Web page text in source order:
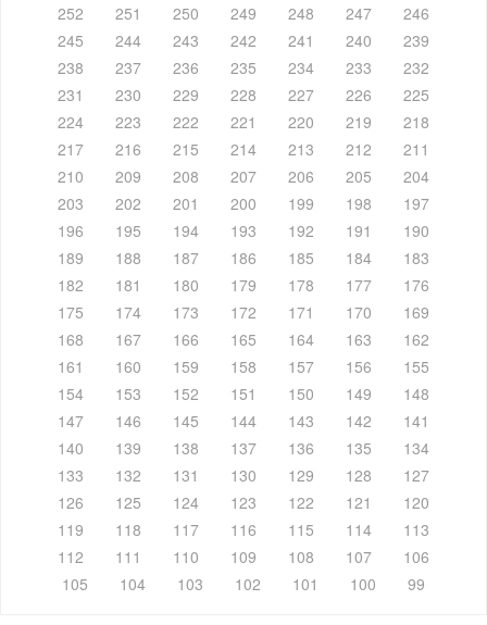
252
251 250 249 248 247
246
245
244 243 242 241 240
239
238
237 236 235 234 233
232
231
230 229 228 227 226
225
224
223 222 221 220 219
218
217
216 215 214 213 212
211
210
209 208 207 206 205
204
203
202 201 200 199 198
197
196
195 194 193 192 191
190
189
188 187 186 185 184
183
182
181 180 179 178 177
176
175
174 173 172 171 170
169
168
167 166 165 164 163
162
161
160 159 158 157 156
155
154
153 152 151 150 149
148
147
146 145 144 143 142
141
140
139 138 137 136 135
134
133
132 131 130 129 128
127
126
125 124 123 122 121
120
119
118 117 116 115 114
113
112
111 110 109 108 107
106
105
104 103 102 101 100 99